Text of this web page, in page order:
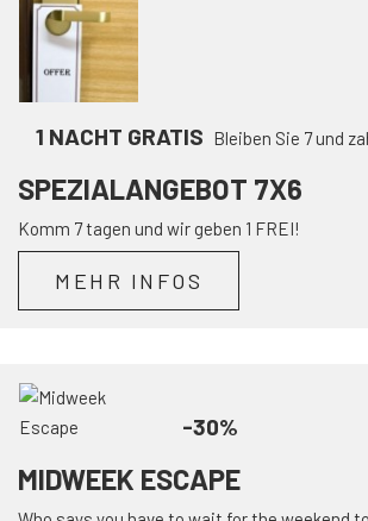
1 NACHT GRATIS Bleiben Sie 7 und
SPEZIALANGEBOT 7X6
Komm 7 tagen und wir geben 1 FREI!
MEHR INFOS
-30%
MIDWEEK ESCAPE